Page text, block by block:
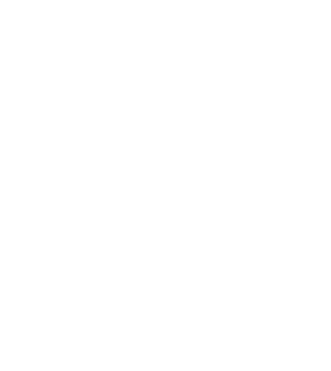
BENZ ML 500 ML